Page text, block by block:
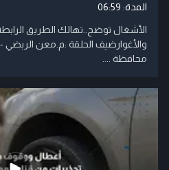
المدة: 06:59
الأشغال توضح..تهالك الطريق
والأغوارضيف الحلقة :م.معن الربضي
محافظة ....